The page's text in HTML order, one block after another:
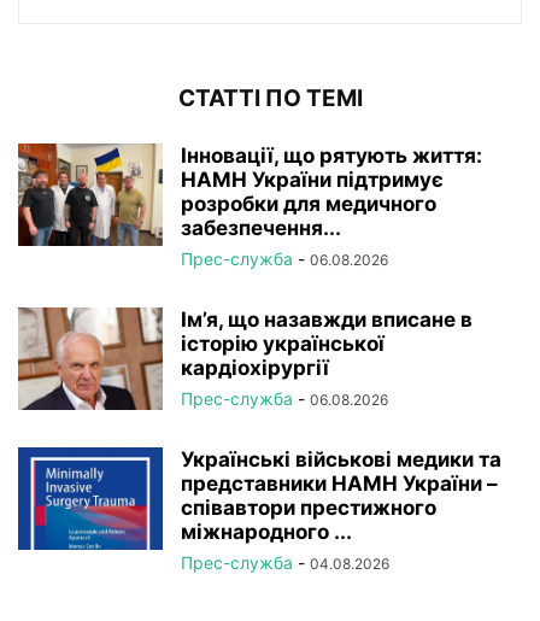
СТАТТІ ПО ТЕМІ
Інновації, що рятують життя:
НАМН України підтримує
розробки для медичного
забезпечення...
Прес-служба - 06.08.2026
Ім’я, що назавжди вписане в
історію української
кардіохірургії
Прес-служба - 06.08.2026
Українські військові медики та
представники НАМН України –
співавтори престижного
міжнародного ...
Прес-служба - 04.08.2026